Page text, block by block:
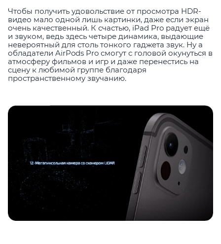
Чтобы получить удовольствие от просмотра HDR-
видео мало одной лишь картинки, даже если экран
очень качественный. К счастью, iPad Pro радует ещё
и звуком, ведь здесь четыре динамика, выдающие
невероятный для столь тонкого гаджета звук. Ну а
обладатели AirPods Pro смогут с головой окунуться в
атмосферу фильмов и игр и даже перенестись на
сцену к любимой группе благодаря
пространственному звучанию.